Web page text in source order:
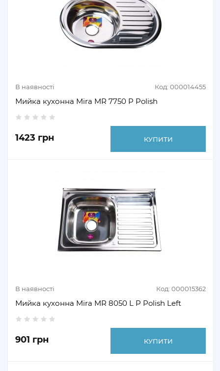
В наявності Код: 000014455
Мийка кухонна Mira MR 7750 P Polish
1423 грн КУПИТИ
В наявності Код: 000015362
Мийка кухонна Mira MR 8050 L P Polish Left
901 грн КУПИТИ